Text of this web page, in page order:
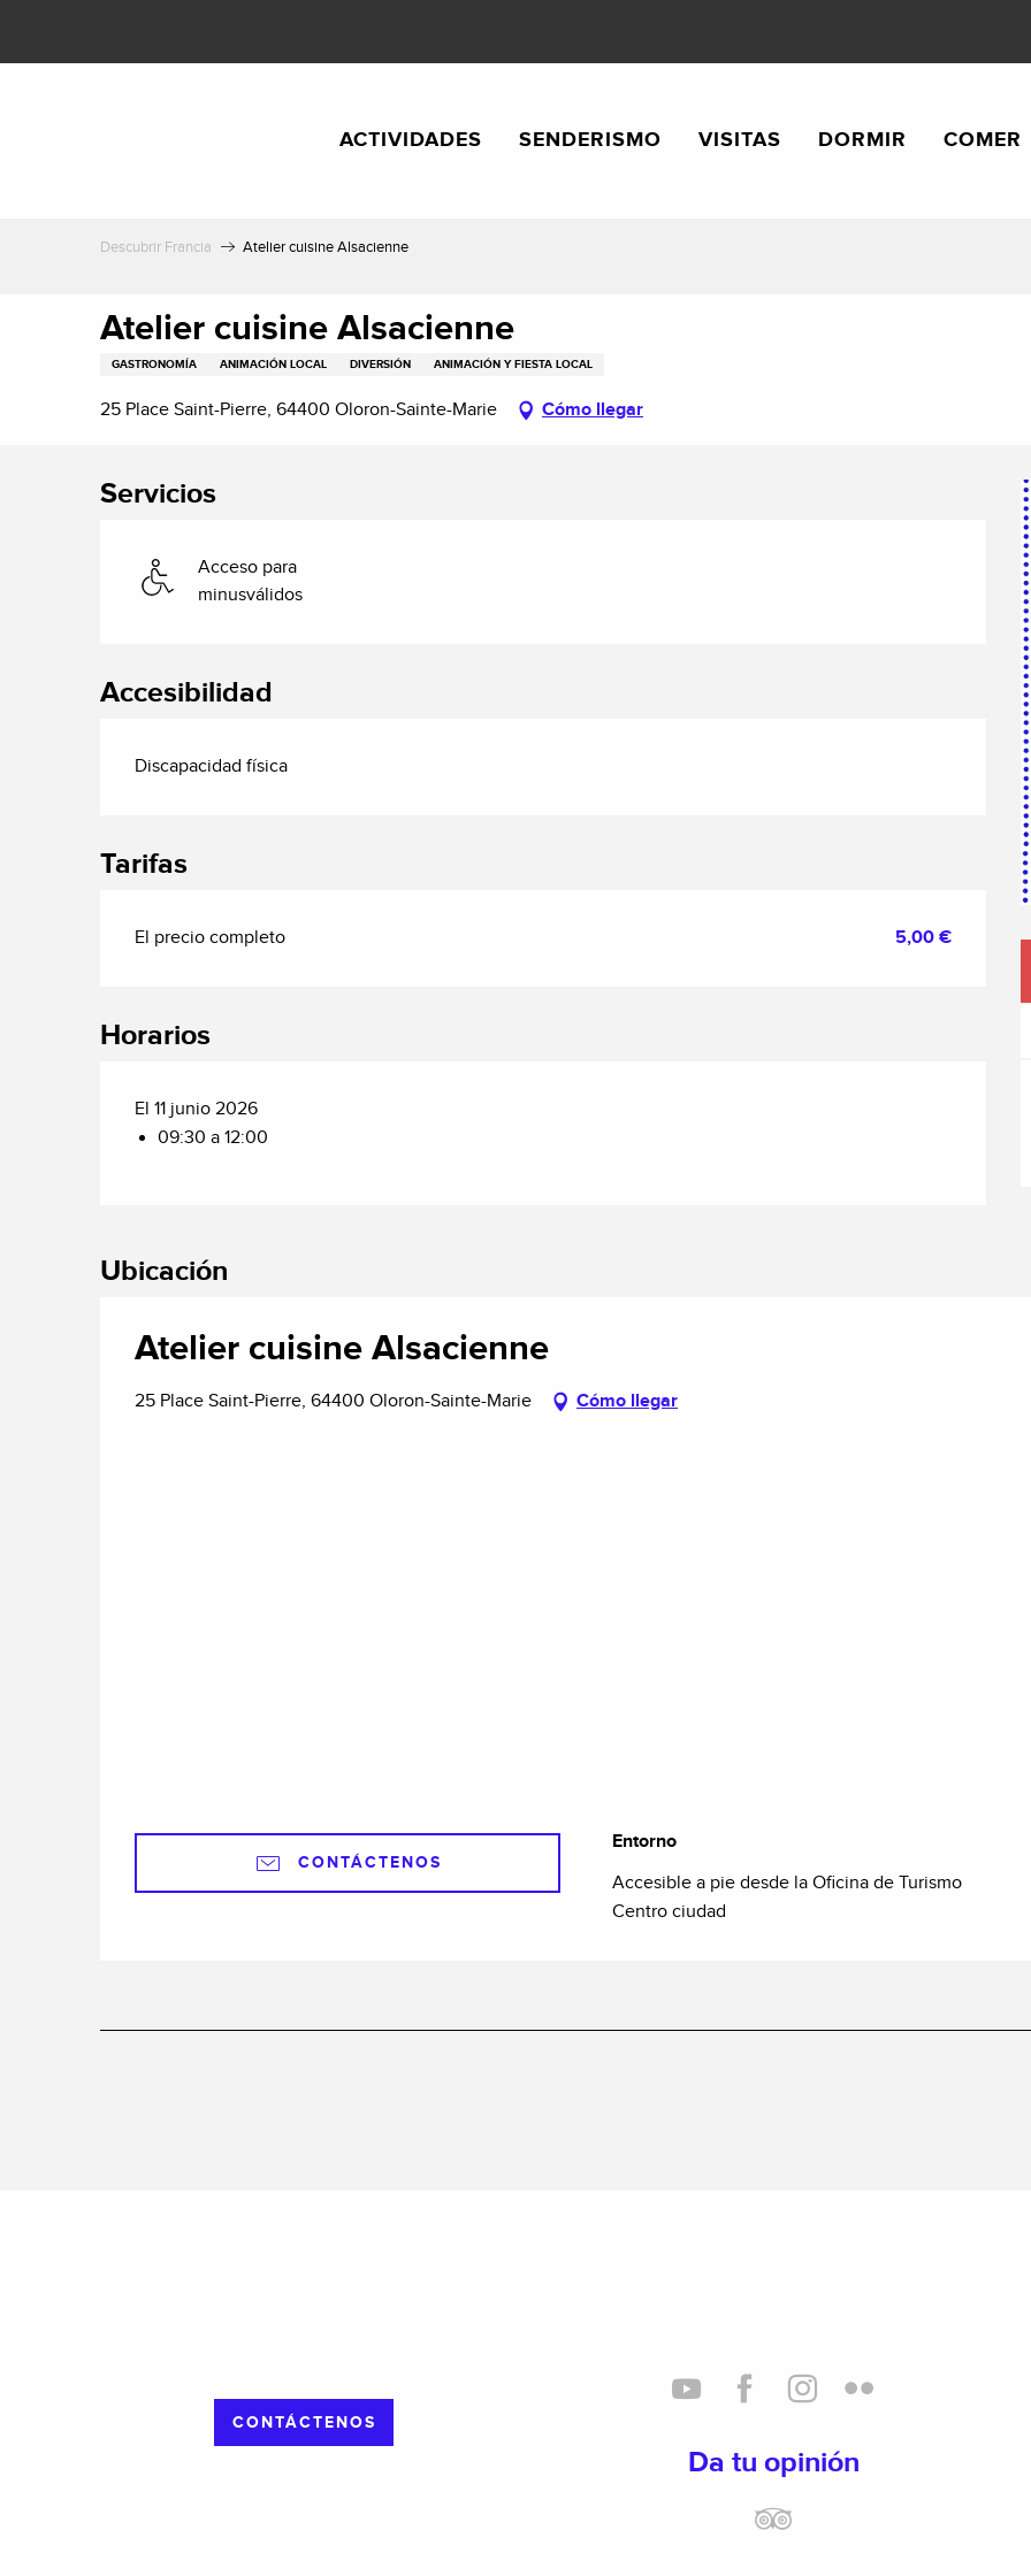
contenu
ACTIVIDADES SENDERISMO VISITAS DORMIR COMER
Descubrir Francia Atelier cuisine Alsacienne
Atelier cuisine Alsacienne
GASTRONOMÍA ANIMACIÓN LOCAL DIVERSIÓN ANIMACIÓN Y FIESTA LOCAL
25 Place Saint-Pierre, 64400 Oloron-Sainte-Marie Cómo llegar
Servicios
Acceso para
minusválidos
Accesibilidad
Discapacidad física
Tarifas
El precio completo 5,00 €
Horarios
El 11 junio 2026
09:30 a 12:00
Ubicación
Atelier cuisine Alsacienne
25 Place Saint-Pierre, 64400 Oloron-Sainte-Marie Cómo llegar
CONTÁCTENOS
Entorno
Entorno
Accesible a pie desde la Oficina de Turismo
Centro ciudad
CONTÁCTENOS
Da tu opinión